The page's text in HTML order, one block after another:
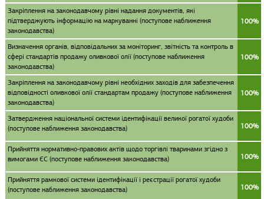
Закріплення на законодавчому рівні надання документів, які
підтверджують інформацію на маркуванні (поступове наближення
законодавства)
100%
Визначення органів, відповідальних за моніторинг, звітність та контроль в
сфері стандартів продажу оливкової олії (поступове наближення
законодавства)
100%
Закріплення на законодавчому рівні необхідних заходів для забезпечення
відповідності оливкової олії стандартам продажу (поступове наближення
законодавства)
100%
Затвердження національної системи ідентифікації великої рогатої худоби
(поступове наближення законодавства)
100%
Прийняття нормативно-правових актів щодо торгівлі тваринами згідно з
вимогами ЄС (поступове наближення законодавства)
100%
Прийняття рамкової системи ідентифікації і реєстрації рогатої худоби
(поступове наближення законодавства)
100%